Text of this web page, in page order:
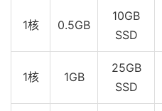
1核 0.5GB
10GB
SSD
1核 1GB
25GB
SSD